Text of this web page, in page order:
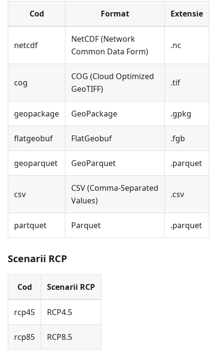
Cod Format Extensie
netcdf
NetCDF (Network
Common Data Form)
.nc
cog
COG (Cloud Optimized
GeoTIFF)
.tif
geopackage GeoPackage .gpkg
flatgeobuf FlatGeobuf .fgb
geoparquet GeoParquet .parquet
csv
CSV (Comma-Separated
Values)
.csv
partquet Parquet .parquet
Scenarii RCP
Cod Scenarii RCP
rcp45 RCP4.5
rcp85 RCP8.5